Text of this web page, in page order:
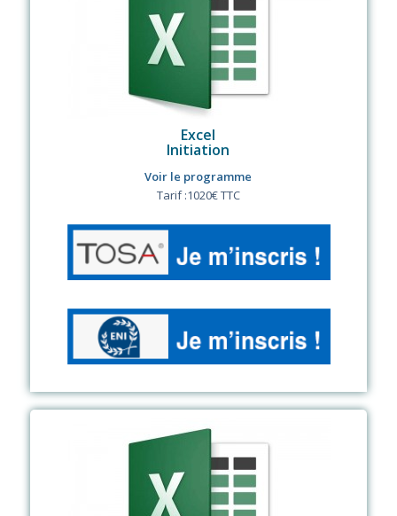
Excel
Initiation
Voir le programme
Tarif :1020€ TTC